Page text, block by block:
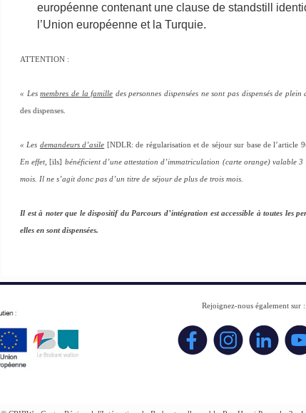
européenne contenant une clause de standstill
l’Union européenne et la Turquie.
ATTENTION :
« Lesmembres de la famille des personnes dispensées ne sont pas dispensés de plein
des dispenses.
« Les demandeurs d’asile [NDLR: de régularisation et de séjour sur base de l’article
En effet,[ils] bénéficient d’une attestation d’immatriculation (carte orange) valable
mois. Il ne s’agit donc pas d’un titre de séjour de plus de trois mois.
Il est à noter que le dispositif du Parcours d’intégration est accessible à toutes les
elles en sont dispensées.
Rejoignez-nous également sur :